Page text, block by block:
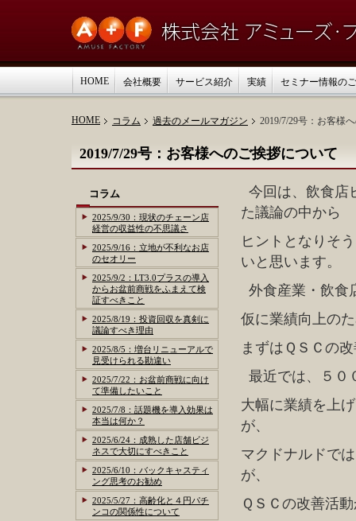
HOME 会社概要 サービス紹介 実績 セミナー情報の
HOME コラム 過去のメールマガジン 2019/7/29号：お客様
2019/7/29号：お客様へのご挨拶について
今回は、飲食店
た議論の中から
ヒントとなりそ
いと思います。
外食産業・飲食
仮に業績向上の
まずはＱＳＣの
最近では、５０
大幅に業績を上
が、
マクドナルドで
が、
ＱＳＣの改善活
コラム
2025/9/30：現状のチェーン店
経営の収益性の不思議さ
2025/9/16：立地が不利なお店
のセオリー
2025/9/2：LT3.0プラスの導入
からお盆前商戦をふまえて検
証すべきこと
2025/8/19：投資回収を真剣に
議論すべき理由
2025/8/5：増台リニューアルで
見受けられる勘違い
2025/7/22：お盆前商戦に向け
て準備したいこと
2025/7/8：話題機を導入効果は
本当は何か？
2025/6/24：成熟した店舗ビジ
ネスで大切にすべきこと
2025/6/10：バックキャスティ
ング思考のお勧め
2025/5/27：高齢化と４円パチ
ンコの関係性について